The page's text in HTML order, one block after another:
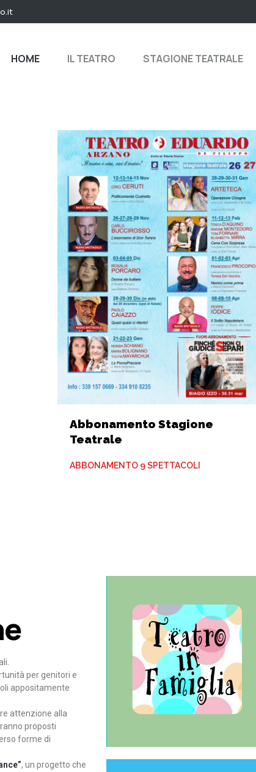
HOME IL TEATRO STAGIONE TEATRALE
Abbonamento Stagione
Teatrale
ABBONAMENTO 9 SPETTACOLI
per genitori e
appositamente
attenzione alla
proposti
forme di
, un progetto che
Teatro in famiglia
Teatro In Famiglia è una
rassegna di teatro concepita
per far condividere e godere
del teatro all’intera famiglia.
Continua